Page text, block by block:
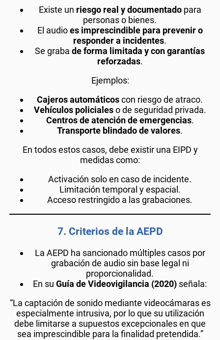
Existe un riesgo real y documentadopara
personas o bienes.
El audioes imprescindible para prevenir o
responder a incidentes.
Se graba de forma limitada y con garantías
reforzadas.
Ejemplos:
Cajeros automáticoscon riesgo de atraco.
Vehículos policialeso de seguridad privada.
Centros de atención de emergencias.
Transporte blindado de valores.
En todos estos casos, debe existir una EIPD y
medidas como:
Activación solo en caso de incidente.
Limitación temporal y espacial.
Acceso restringido a las grabaciones.
7. Criterios de la AEPD
La AEPD ha sancionado múltiples casos por
grabación de audio sin base legal ni
proporcionalidad.
En su Guía de Videovigilancia (2020) señala:
“La captación de sonido mediante videocámaras es
especialmente intrusiva, por lo que su utilización
debe limitarse a supuestos excepcionales en que
sea imprescindible para la finalidad pretendida.”